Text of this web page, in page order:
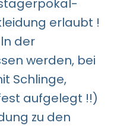
erlaubt !
der
werden, bei
Schlinge,
aufgelegt !!)
zu den